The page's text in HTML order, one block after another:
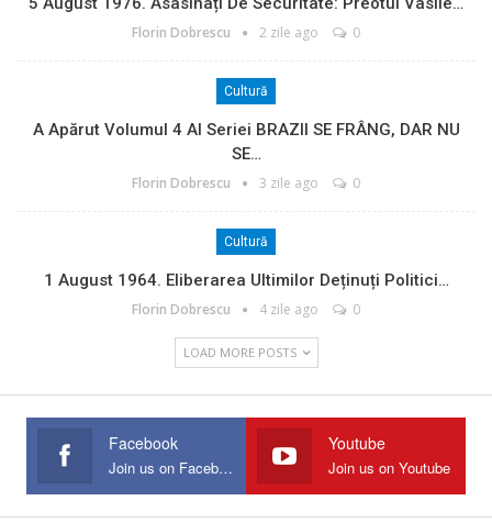
Florin Dobrescu 2 zile ago 0
Cultură
A Apărut Volumul 4 Al Seriei BRAZII SE FRÂNG, DAR NU
SE…
Florin Dobrescu 3 zile ago 0
Cultură
1 August 1964. Eliberarea Ultimilor Deținuți Politici…
Florin Dobrescu 4 zile ago 0
LOAD MORE POSTS
Facebook
Join us on Facebook
Youtube
Join us on Youtube